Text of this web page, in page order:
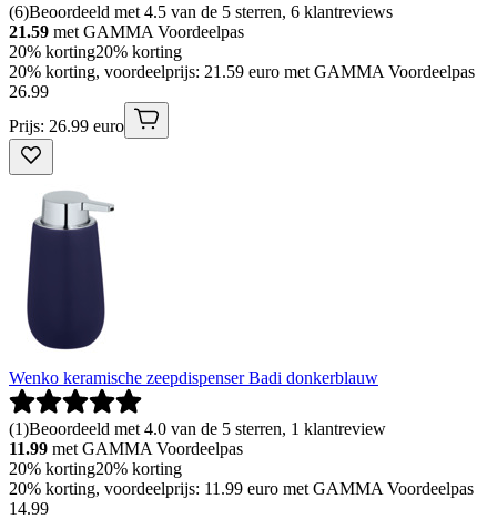
(6)Beoordeeld met 4.5 van de 5 sterren, 6 klantreviews
21.59 met GAMMA Voordeelpas
20% korting20% korting
20% korting, voordeelprijs: 21.59 euro met GAMMA Voordeelpas
26.99
Prijs: 26.99 euro
Wenko keramische zeepdispenser Badi donkerblauw
(1)Beoordeeld met 4.0 van de 5 sterren, 1 klantreview
11.99 met GAMMA Voordeelpas
20% korting20% korting
20% korting, voordeelprijs: 11.99 euro met GAMMA Voordeelpas
14.99